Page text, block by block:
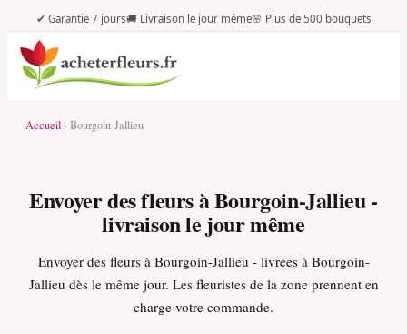
✔ Garantie 7 jours🚚 Livraison le jour même🌸 Plus de 500 bouquets
Accueil › Bourgoin-Jallieu
Envoyer des fleurs à Bourgoin-Jallieu -
livraison le jour même
Envoyer des fleurs à Bourgoin-Jallieu - livrées à Bourgoin-
Jallieu dès le même jour. Les fleuristes de la zone prennent en
charge votre commande.